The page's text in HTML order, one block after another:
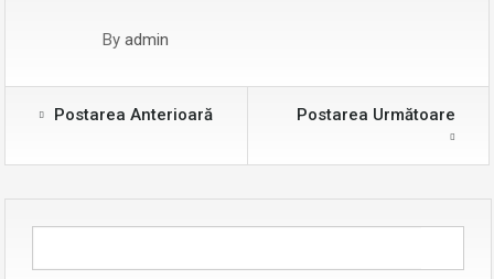
By admin
Postarea Anterioară Postarea Următoare